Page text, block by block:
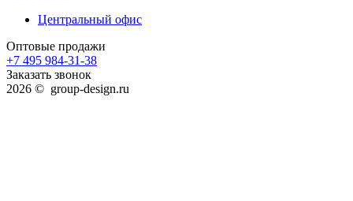
Центральный офис
Оптовые продажи
+7 495 984-31-38
Заказать звонок
2026 © group-design.ru